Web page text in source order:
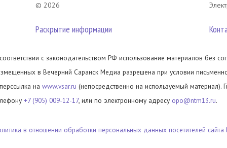
© 2026
Раскрытие информации
с законодательством РФ использование материалов без
в Вечерний Саранск Медиа разрешена при условии
на www.vsar.ru (непосредственно на используемый материал).
+7 (905) 009-12-17, или по электронному адресу opo@ntm13.ru.
в отношении обработки персональных данных посетителей